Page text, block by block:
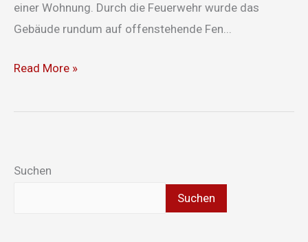
einer Wohnung. Durch die Feuerwehr wurde das
Gebäude rundum auf offenstehende Fen...
Read More »
Suchen
Suchen